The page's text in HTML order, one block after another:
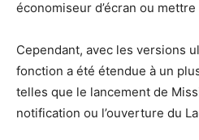
économiseur d’écran ou mettre
Cependant, avec les versions
fonction a été étendue à un
telles que le lancement de
notification ou l’ouverture du